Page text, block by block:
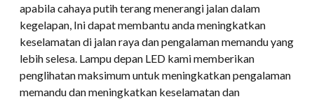
apabila cahaya putih terang menerangi jalan dalam
kegelapan, Ini dapat membantu anda meningkatkan
keselamatan di jalan raya dan pengalaman memandu yang
lebih selesa. Lampu depan LED kami memberikan
penglihatan maksimum untuk meningkatkan pengalaman
memandu dan meningkatkan keselamatan dan